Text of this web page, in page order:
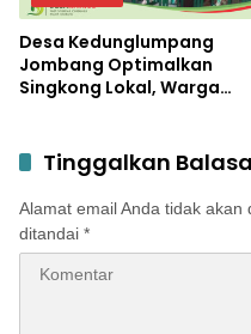
Desa Kedunglumpang
Jombang Optimalkan
Singkong Lokal, Warga
Tinggalkan
Alamat email Anda tidak akan
ditandai *